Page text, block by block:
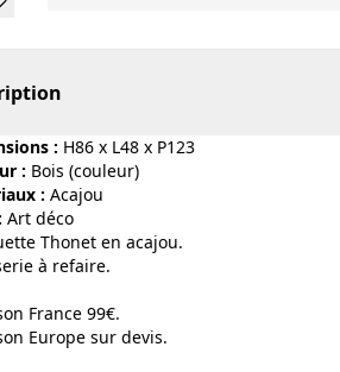
: H86 x L48 x P123
:
bois (couleur)
:
acajou
art déco
Thonet en acajou.
à refaire.
France 99€.
Europe sur devis.